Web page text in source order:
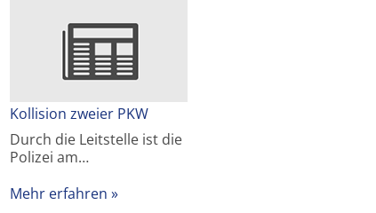
Kollision zweier PKW
Durch die Leitstelle ist die
Polizei am…
Mehr erfahren